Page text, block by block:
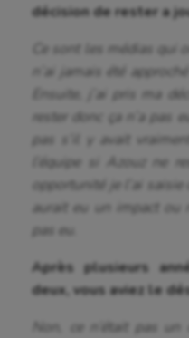
décision de rester a
Ce sont les médias qui
n’ai jamais été
Ensuite, j’ai pris ma
rester donc ça n’a pas
pas s’il y avait
l’équipe si Azouz ne
opportunité je l’ai
aurait eu un impact ou
pas eu.
Après plusieurs
deux, vous aviez le
Non, ce n’était pas